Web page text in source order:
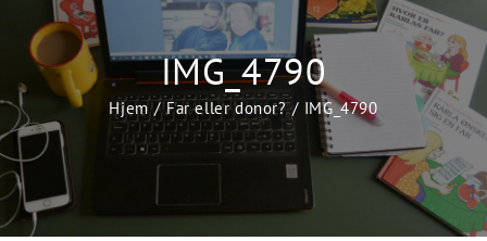
IMG_4790
Hjem Far eller donor? IMG_4790